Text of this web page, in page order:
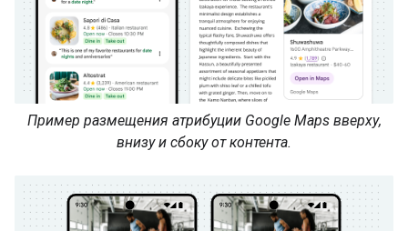
Пример размещения атрибуции Google Maps вверху,
внизу и сбоку от контента.